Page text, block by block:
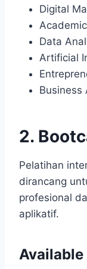
Digital
Data
Artificial
Business
2.
Pelatihan
dirancang
profesional
aplikatif.